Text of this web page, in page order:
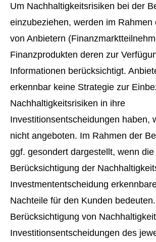
Um Nachhaltigkeitsrisiken bei der
einzubeziehen, werden im Rahmen
von Anbietern
Finanzprodukten deren zur
Informationen berücksichtigt.
erkennbar keine Strategie zur
Nachhaltigkeitsrisiken in ihre
Investitionsentscheidungen haben,
nicht angeboten. Im Rahmen der
ggf. gesondert dargestellt, wenn die
Berücksichtigung der
Investmententscheidung
Nachteile für den Kunden
Berücksichtigung von
Investitionsentscheidungen des